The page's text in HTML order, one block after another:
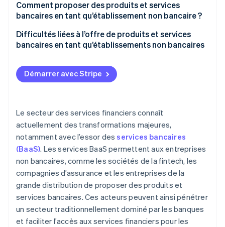
Comment proposer des produits et services
bancaires en tant qu’établissement non bancaire ?
Étude de marché
Produits ou services bancaires
Marketing et acquisition de clients
Support client et fidélisation de la clientèle
Difficultés liées à l’offre de produits et services
bancaires en tant qu’établissements non bancaires
Dépendance vis-à-vis de fournisseurs tiers
Contrôle limité sur l’expérience utilisateur
Acquisition des clients et inscription des
utilisateurs
Attentes des clients
Amélioration et conformité
Préoccupations en matière de sécurité et de
confidentialité des données
Perception de la marque et réputation
Démarrer avec Stripe
Le secteur des services financiers connaît
actuellement des transformations majeures,
notamment avec l’essor desservices bancaires
(BaaS). Les services BaaS permettent aux entreprises
non bancaires, comme les sociétés de la fintech, les
compagnies d’assurance et les entreprises de la
grande distribution de proposer des produits et
services bancaires. Ces acteurs peuvent ainsi pénétrer
un secteur traditionnellement dominé par les banques
et faciliter l'accès aux services financiers pour les